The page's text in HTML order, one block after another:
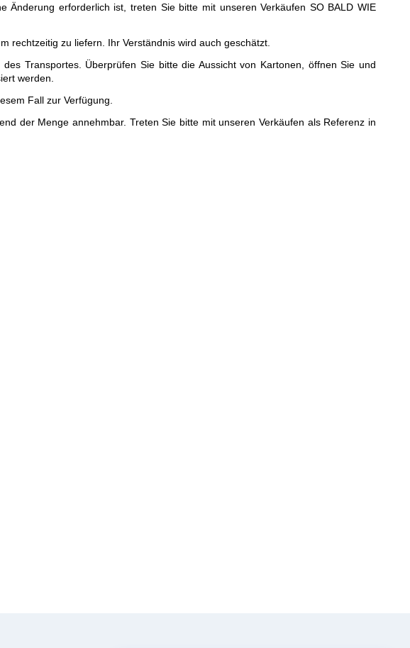
erforderlich ist, treten Sie bitte mit unseren Verkäufen SO BALD WIE
rechtzeitig zu liefern. Ihr Verständnis wird auch geschätzt.
Transportes. Überprüfen Sie bitte die Aussicht von Kartonen, öffnen Sie und
werden.
Fall zur Verfügung.
der Menge annehmbar. Treten Sie bitte mit unseren Verkäufen als Referenz in